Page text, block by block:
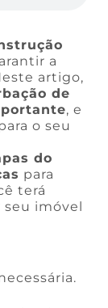
a
artigo,
de
, e
o seu
do
para
terá
seu imóvel